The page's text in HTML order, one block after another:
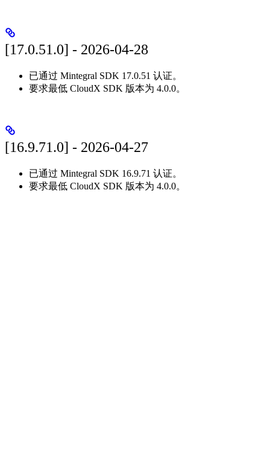
[17.0.51.0] - 2026-04-28
已通过 Mintegral SDK 17.0.51 认证。
要求最低 CloudX SDK 版本为 4.0.0。
[16.9.71.0] - 2026-04-27
已通过 Mintegral SDK 16.9.71 认证。
要求最低 CloudX SDK 版本为 4.0.0。